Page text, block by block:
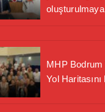
oluşturulmaya
MHP Bodrum
Yol